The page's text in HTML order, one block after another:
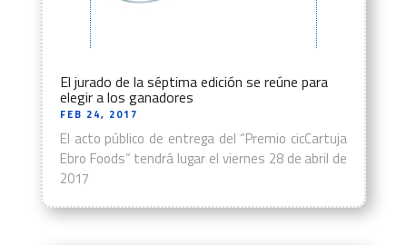
El jurado de la séptima edición se reúne para
elegir a los ganadores
FEB 24, 2017
El acto público de entrega del “Premio cicCartuja
Ebro Foods” tendrá lugar el viernes 28 de abril de
2017